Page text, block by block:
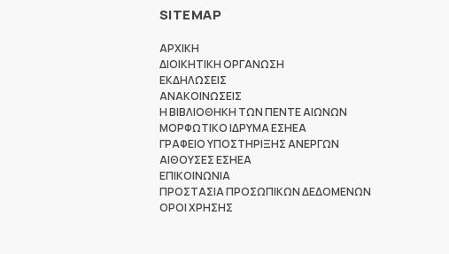
SITEMAP
ΑΡΧΙΚΗ
ΔΙΟΙΚΗΤΙΚΗ ΟΡΓΑΝΩΣΗ
ΕΚΔΗΛΩΣΕΙΣ
ΑΝΑΚΟΙΝΩΣΕΙΣ
Η ΒΙΒΛΙΟΘΗΚΗ ΤΩΝ ΠΕΝΤΕ ΑΙΩΝΩΝ
ΜΟΡΦΩΤΙΚΟ ΙΔΡΥΜΑ ΕΣΗΕΑ
ΓΡΑΦΕΙΟ ΥΠΟΣΤΗΡΙΞΗΣ ΑΝΕΡΓΩΝ
ΑΙΘΟΥΣΕΣ ΕΣΗΕΑ
ΕΠΙΚΟΙΝΩΝΙΑ
ΠΡΟΣΤΑΣΙΑ ΠΡΟΣΩΠΙΚΩΝ ΔΕΔΟΜΕΝΩΝ
ΟΡΟΙ ΧΡΗΣΗΣ